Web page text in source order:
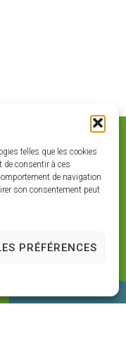
telles que les cookies
de consentir à ces
de navigation
son consentement peut
PRÉFÉRENCES